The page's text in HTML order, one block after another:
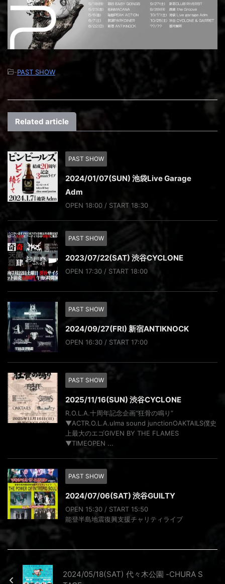
-PAST SHOW
Related article
PAST SHOW
2024/01/07(SUN) 池袋Live Garage
Adm
OPEN 18:00 / START 18:30
PAST SHOW
2023/07/22(SAT) 渋谷CYCLONE
OPEN 17:30 / START 18:00
PAST SHOW
2024/09/27(FRI) 新宿ANTIKNOCK
OPEN 16:30 / START 17:00
PAST SHOW
2025/11/16(SUN) 渋谷CYCLONE
R.O.L.A.十周年記念企画“狂骨の鳴り”
▼ACTR.O.L.A.ulma sound junctionOAKTAILS僕史
上最大のエゴGIVEN BY THE FLAMES
▼TIMEOPEN ...
PAST SHOW
2024/07/06(SAT) 渋谷GUILTY
OPEN 15:30 / START 15:50
能登半島地震復興支援チャリティライブ
2024/05/18(SAT) 代々木公園 -CHURA S